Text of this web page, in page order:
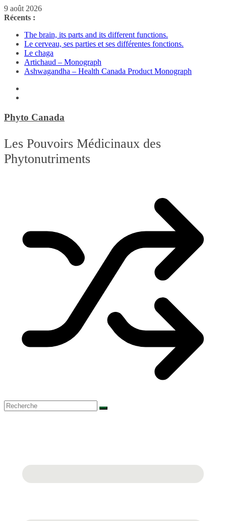
Passer
au
9 août 2026
Récents :
The brain, its parts and its different functions.
Le cerveau, ses parties et ses différentes fonctions.
Le chaga
Artichaud – Monograph
Ashwagandha – Health Canada Product Monograph
Phyto Canada
Les Pouvoirs Médicinaux des
Phytonutriments